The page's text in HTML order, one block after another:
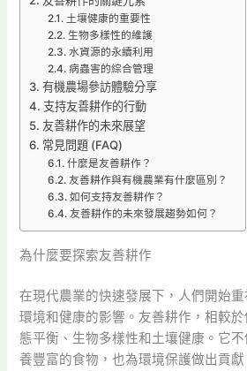
土壤健康的重要性
生物多樣性的維護
水資源的永續利用
病蟲害的綜合管理
有機農場參訪體驗分享
支持友善耕作的行動
友善耕作的未來展望
常見問題 (FAQ)
什麼是友善耕作？
友善耕作與有機農業有什麼區別？
如何支持友善耕作？
友善耕作的未來發展趨勢如何？
為什麼要探索友善耕作
在現代農業的快速發展下，人們開始
環境和健康的影響。友善耕作，相較
態平衡、生物多樣性和土壤健康。它
養豐富的食物，也為環境保護做出貢